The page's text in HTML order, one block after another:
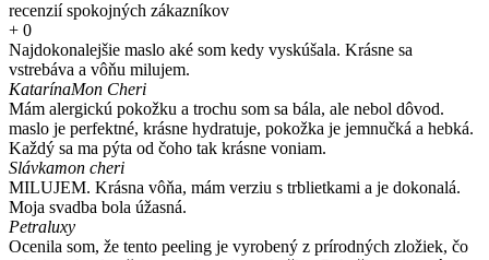
recenzií spokojných zákazníkov
+ 0
Najdokonalejšie maslo aké som kedy vyskúšala. Krásne sa
vstrebáva a vôňu milujem.
KatarínaMon Cheri
Mám alergickú pokožku a trochu som sa bála, ale nebol dôvod.
maslo je perfektné, krásne hydratuje, pokožka je jemnučká a hebká.
Každý sa ma pýta od čoho tak krásne voniam.
Slávkamon cheri
MILUJEM. Krásna vôňa, mám verziu s trblietkami a je dokonalá.
Moja svadba bola úžasná.
Petraluxy
Ocenila som, že tento peeling je vyrobený z prírodných zložiek, čo